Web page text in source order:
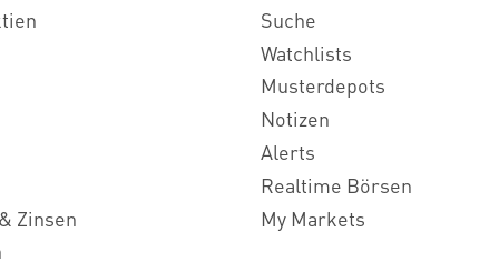
Zinsen
Suche
Watchlists
Musterdepots
Notizen
Alerts
Realtime Börsen
My Markets